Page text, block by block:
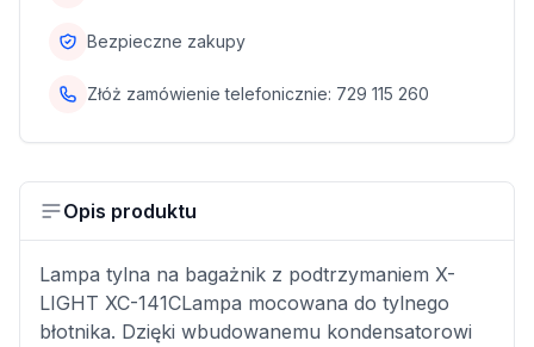
Bezpieczne zakupy
Złóż zamówienie telefonicznie: 729 115 260
Opis produktu
Lampa tylna na bagażnik z podtrzymaniem X-
LIGHT XC-141CLampa mocowana do tylnego
błotnika. Dzięki wbudowanemu kondensatorowi